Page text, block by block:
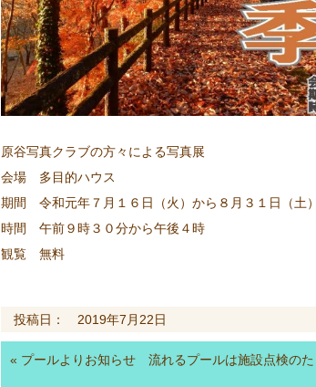
原谷写真クラブの方々による写真展
会場 多目的ハウス
期間 令和元年７月１６日（火）から８月３１日（土）
時間 午前９時３０分から午後４時
観覧 無料
投稿日： 2019年7月22日
« プールよりお知らせ 流れるプールは施設点検のた